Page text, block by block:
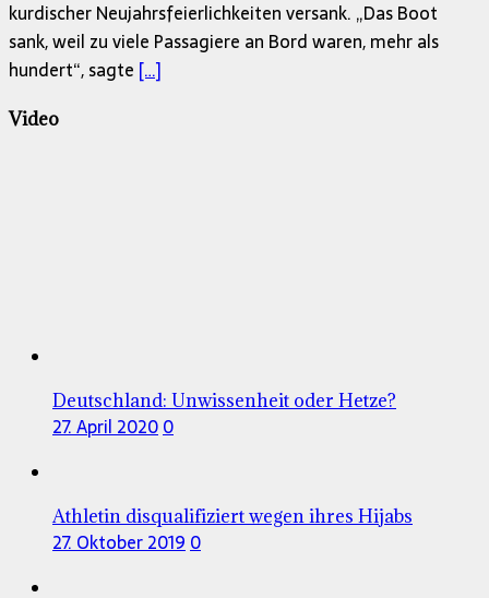
kurdischer Neujahrsfeierlichkeiten versank. „Das Boot
sank, weil zu viele Passagiere an Bord waren, mehr als
hundert“, sagte […]
Video
Deutschland: Unwissenheit oder Hetze?
27. April 20200
Athletin disqualifiziert wegen ihres Hijabs
27. Oktober 20190